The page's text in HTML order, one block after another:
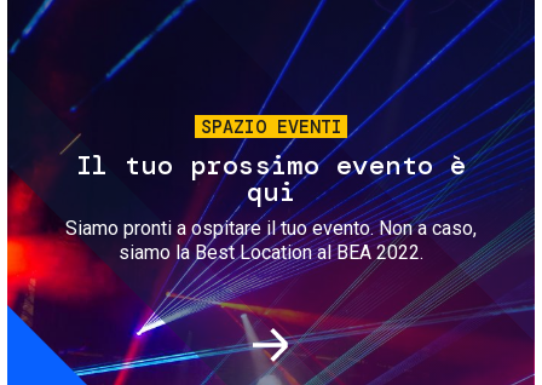
Immagine
SPAZIO EVENTI
Il tuo prossimo evento è
qui
Siamo pronti a ospitare il tuo evento. Non a caso,
siamo la Best Location al BEA 2022.